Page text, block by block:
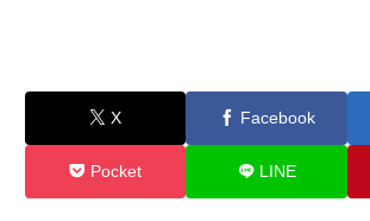
X Facebook
Pocket LINE